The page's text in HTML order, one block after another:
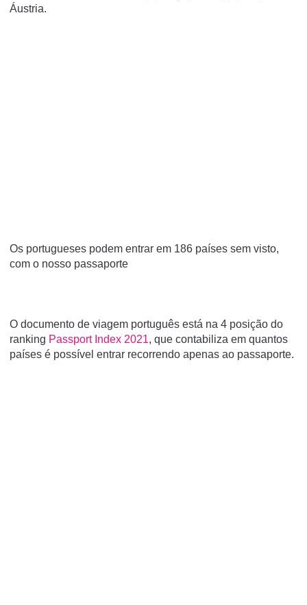
Áustria.
Os portugueses podem entrar em 186 países sem visto,
com o nosso passaporte
O documento de viagem português está na 4 posição do
ranking Passport Index 2021, que contabiliza em quantos
países é possível entrar recorrendo apenas ao passaporte.